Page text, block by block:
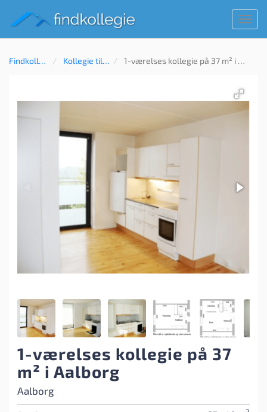
Findkollegie Kollegie til leje 1-værelses kollegie på 37 m² i Aalborg
1-værelses kollegie på 37
m² i Aalborg
Aalborg